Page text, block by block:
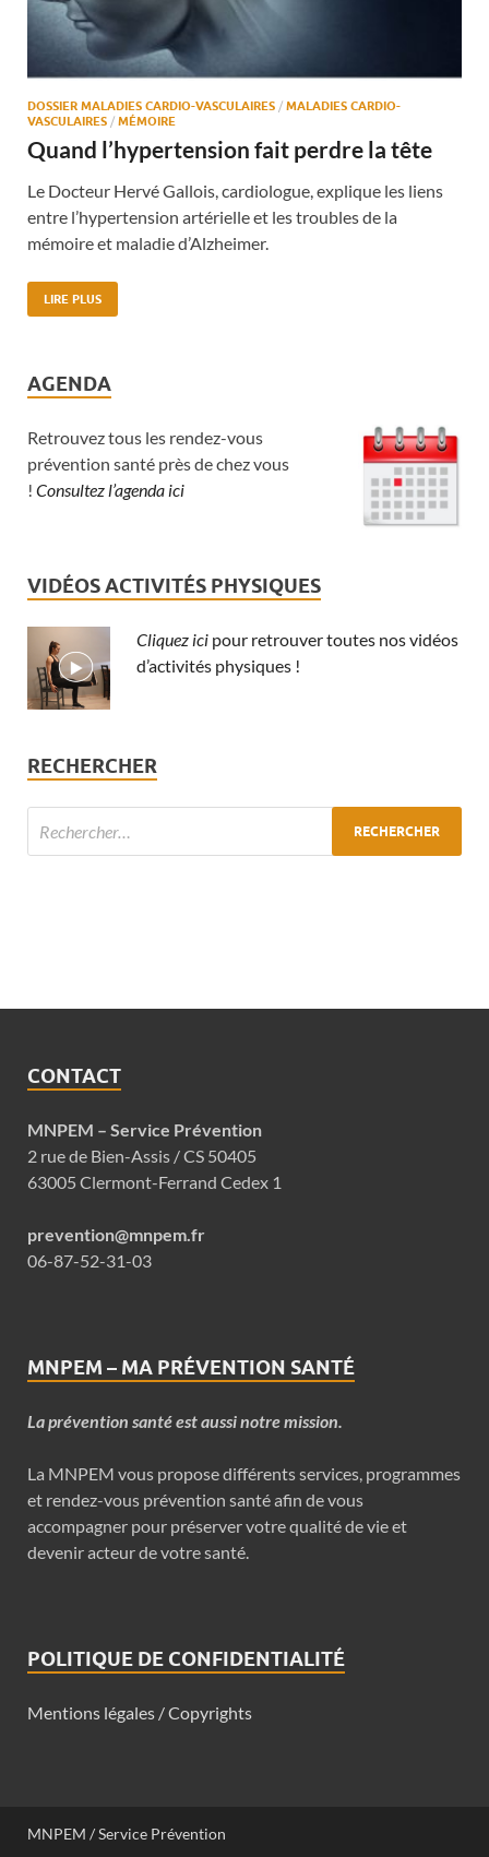
DOSSIER MALADIES CARDIO-VASCULAIRES / MALADIES CARDIO-
VASCULAIRES / MÉMOIRE
Quand l’hypertension fait perdre la tête
Le Docteur Hervé Gallois, cardiologue, explique les liens
entre l’hypertension artérielle et les troubles de la
mémoire et maladie d’Alzheimer.
LIRE PLUS
AGENDA
Retrouvez tous les rendez-vous
prévention santé près de chez vous
! Consultez l’agenda ici
VIDÉOS ACTIVITÉS PHYSIQUES
Cliquez ici pour retrouver toutes nos vidéos
d’activités physiques !
RECHERCHER
CONTACT
MNPEM – Service Prévention
2 rue de Bien-Assis / CS 50405
63005 Clermont-Ferrand Cedex 1
prevention@mnpem.fr
06-87-52-31-03
MNPEM – MA PRÉVENTION SANTÉ
La prévention santé est aussi notre mission.
La MNPEM vous propose différents services, programmes
et rendez-vous prévention santé afin de vous
accompagner pour préserver votre qualité de vie et
devenir acteur de votre santé.
POLITIQUE DE CONFIDENTIALITÉ
Mentions légales / Copyrights
MNPEM / Service Prévention